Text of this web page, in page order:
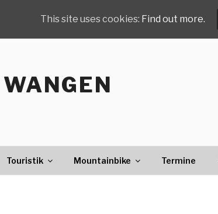
Touristik Mountainbike Termine
This site uses cookies: Find out more.